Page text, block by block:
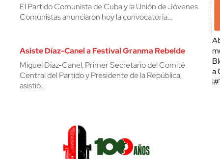
El Partido Comunista de Cuba y la Unión de Jóvenes
Comunistas anunciaron hoy la convocatoria…
Asiste Díaz-Canel a Festival Granma Rebelde
Miguel Díaz-Canel, Primer Secretario del Comité
Central del Partido y Presidente de la República,
asistió…
a